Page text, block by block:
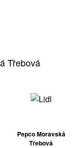
Třebová
Pepco Moravská
Třebová